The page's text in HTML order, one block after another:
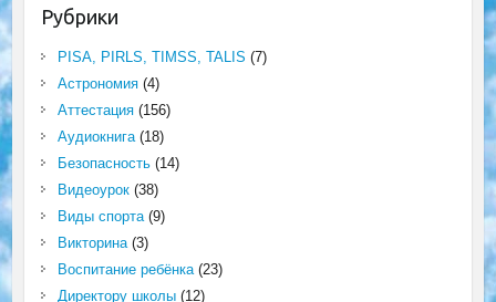
Рубрики
PISA, PIRLS, TIMSS, TALIS (7)
Астрономия(4)
Аттестация(156)
Аудиокнига(18)
Безопасность(14)
Видеоурок(38)
Виды спорта(9)
Викторина(3)
Воспитание ребёнка(23)
Директору школы(12)